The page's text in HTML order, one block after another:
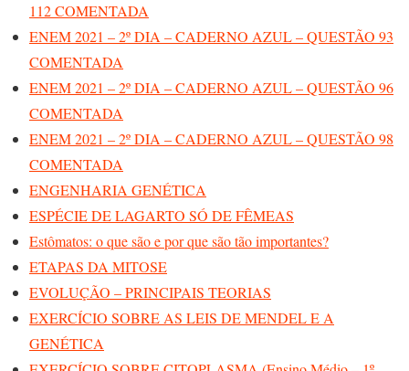
112 COMENTADA
ENEM 2021 – 2º DIA – CADERNO AZUL – QUESTÃO 93
COMENTADA
ENEM 2021 – 2º DIA – CADERNO AZUL – QUESTÃO 96
COMENTADA
ENEM 2021 – 2º DIA – CADERNO AZUL – QUESTÃO 98
COMENTADA
ENGENHARIA GENÉTICA
ESPÉCIE DE LAGARTO SÓ DE FÊMEAS
Estômatos: o que são e por que são tão importantes?
ETAPAS DA MITOSE
EVOLUÇÃO – PRINCIPAIS TEORIAS
EXERCÍCIO SOBRE AS LEIS DE MENDEL E A
GENÉTICA